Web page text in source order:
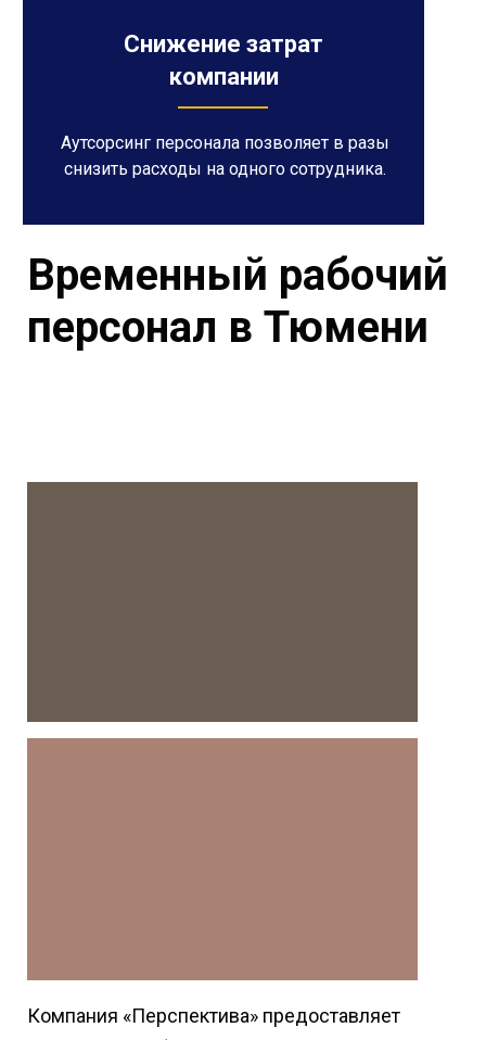
Снижение затрат
компании
Аутсорсинг персонала позволяет в разы
снизить расходы на одного сотрудника.
Компания «Перспектива» предоставляет
Временный рабочий
персонал в Тюмени